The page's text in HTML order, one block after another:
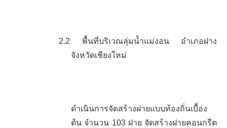
2.2 พื้นที่บริเวณลุ่มน้ำแม่งอน อำเภอฝาง
จังหวัดเชียงใหม่
ดำเนินการจัดสร้างฝายแบบท้องถิ่นเบื้อง
ต้น จำนวน 103ฝาย จัดสร้างฝายคอนกรีต